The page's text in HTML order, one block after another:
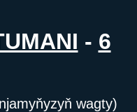
- 6
wagty)